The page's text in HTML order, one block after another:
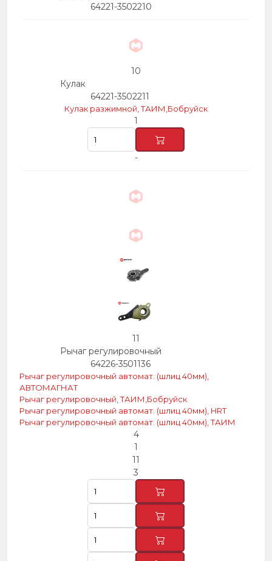
64221-3502210
10
Кулак
64221-3502211
Кулак разжимной, ТАИМ,Бобруйск
1
-
11
Рычаг регулировочный
64226-3501136
Рычаг регулировочный автомат. (шлиц 40мм),
АВТОМАГНАТ
Рычаг регулировочный, ТАИМ,Бобруйск
Рычаг регулировочный автомат. (шлиц 40мм), HRT
Рычаг регулировочный автомат. (шлиц 40мм), ТАИМ
4
1
11
3